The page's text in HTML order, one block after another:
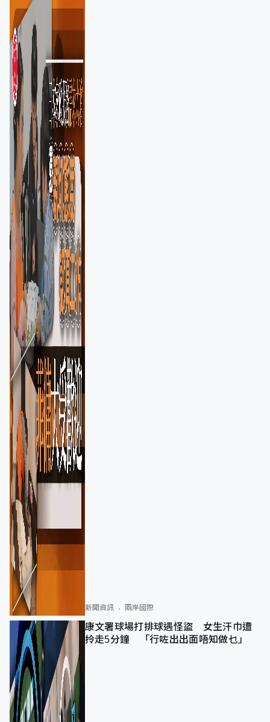
新聞資訊 兩岸國際
康文署球場打排球遇怪盜 女生汗巾遭
拎走5分鐘 「行咗出出面唔知做乜」